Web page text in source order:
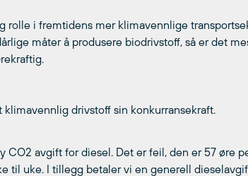
rolle i fremtidens mer klimavennlige
måter å produsere biodrivstoff, så er det
drivstoff sin konkurransekraft.
CO2 avgift for diesel. Det er feil, den er 57 øre
til uke. I tillegg betaler vi en generell